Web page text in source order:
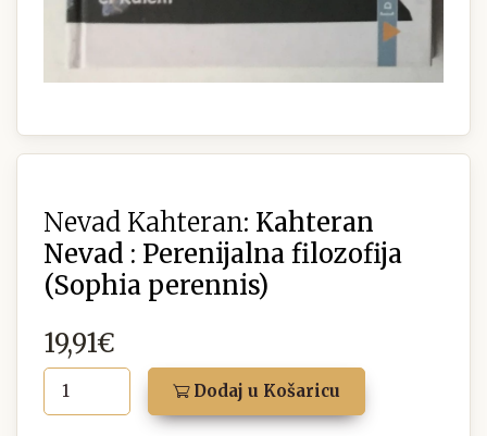
Nevad Kahteran: Kahteran
Nevad : Perenijalna filozofija
(Sophia perennis)
19,91€
Dodaj u Košaricu